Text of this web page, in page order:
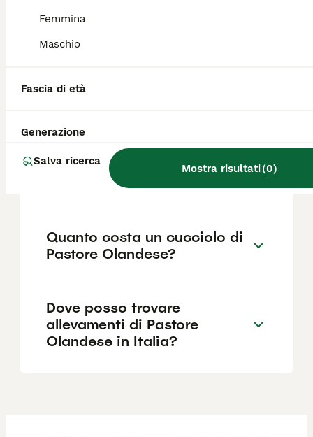
Femmina
Maschio
Fascia di età
Generazione
Salva ricerca
Mostra risultati(0)
nell'addestramento. Si riconosce per il
Pastore olandese?
Quali sono le differenze tra
un Pastore olandese e un
Pastore Belga Malinois?
Quanto costa un cucciolo di
Pastore Olandese?
Dove posso trovare
allevamenti di Pastore
Olandese in Italia?